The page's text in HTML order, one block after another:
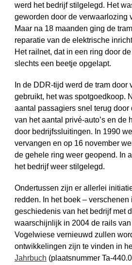
werd het bedrijf stilgelegd. Het
geworden door de verwaarlozing
Maar na 18 maanden ging de
reparatie van de elektrische
Het railnet, dat in een ring door
slechts een beetje opgelapt.
In de DDR-tijd werd de tram door
gebruikt, het was spotgoedkoop.
aantal passagiers snel terug door
van het aantal privé-auto’s en de
door bedrijfssluitingen. In 1990
vervangen en op 16 november
de gehele ring weer geopend. In
het bedrijf weer stilgelegd.
Ondertussen zijn er allerlei
redden. In het boek –
geschiedenis van het bedrijf met
waarschijnlijk in 2004 de rails
Vogelwiese vernieuwd zullen
ontwikkelingen zijn te vinden in
Jahrbuch (plaatsnummer Ta-